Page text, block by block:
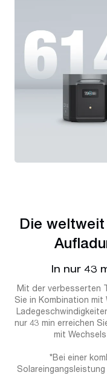
Die
In nur 43
Mit der verbesserten
Sie in Kombination
nur 43 min erreichen
mit
*Bei einer